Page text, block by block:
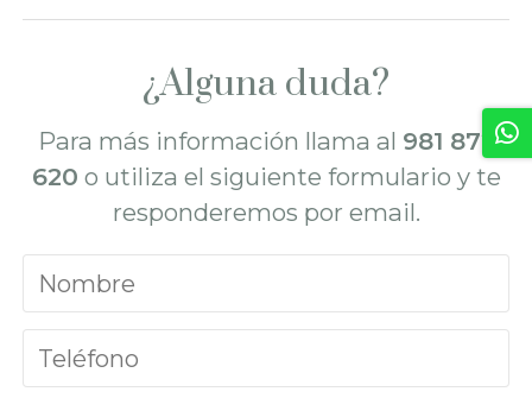
¿Alguna duda?
Para más información llama al 981 872
620 o utiliza el siguiente formulario y te
responderemos por email.